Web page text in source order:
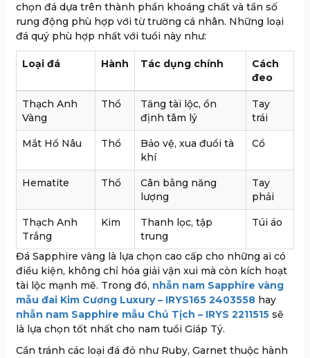
chọn đá dựa trên thành phần khoáng chất và tần số
rung động phù hợp với từ trường cá nhân. Những loại
đá quý phù hợp nhất với tuổi này như:
Loại đá Hành Tác dụng chính
Cách
đeo
Thạch Anh
Vàng
Thổ
Tăng tài lộc, ổn
định tâm lý
Tay
trái
Mắt Hổ Nâu Thổ
Bảo vệ, xua đuổi tà
khí
Cổ
Hematite Thổ
Cân bằng năng
lượng
Tay
phải
Thạch Anh
Trắng
Kim
Thanh lọc, tập
trung
Túi áo
Đá Sapphire vàng là lựa chọn cao cấp cho những ai có
điều kiện, không chỉ hóa giải vận xui mà còn kích hoạt
tài lộc mạnh mẽ. Trong đó, nhẫn nam Sapphire vàng
mẫu đai Kim Cương Luxury – IRYS165 2403558 hay
nhẫn nam Sapphire mẫu Chủ Tịch – IRYS 2211515 sẽ
là lựa chọn tốt nhất cho nam tuổi Giáp Tý.
Cần tránh các loại đá đỏ như Ruby, Garnet thuộc hành